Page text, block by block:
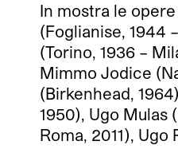
In mostra le
(Foglianise, 1944
(Torino, 1936 –
Mimmo Jodice
(Birkenhead,
1950), Ugo Mulas
Roma, 2011),